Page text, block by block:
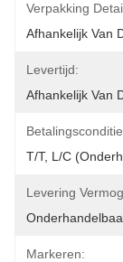
Verpakking
Afhankelijk Van
Levertijd:
Afhankelijk Van
T/T, L/C
Levering
Markeren: